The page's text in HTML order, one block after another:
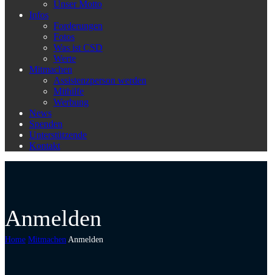
Unser Motto
Infos
Forderungen
Fotos
Was ist CSD
Werte
Mitmachen
Assistenzperson werden
Mithilfe
Werbung
News
Spenden
Unterstützende
Kontakt
Anmelden
Home Mitmachen Anmelden